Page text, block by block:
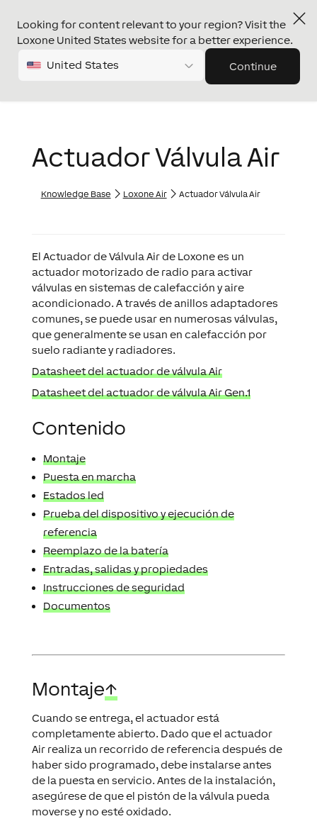
Looking for content relevant to your region? Visit the
Loxone United States website for a better experience.
United States Continue
Actuador Válvula Air
Knowledge Base Loxone Air Actuador Válvula Air
El Actuador de Válvula Air de Loxone es un
actuador motorizado de radio para activar
válvulas en sistemas de calefacción y aire
acondicionado. A través de anillos adaptadores
comunes, se puede usar en numerosas válvulas,
que generalmente se usan en calefacción por
suelo radiante y radiadores.
Datasheet del actuador de válvula Air
Datasheet del actuador de válvula Air Gen.1
Contenido
Montaje
Puesta en marcha
Estados led
Prueba del dispositivo y ejecución de
referencia
Reemplazo de la batería
Entradas, salidas y propiedades
Instrucciones de seguridad
Documentos
Montaje↑
Cuando se entrega, el actuador está
completamente abierto. Dado que el actuador
Air realiza un recorrido de referencia después de
haber sido programado, debe instalarse antes
de la puesta en servicio. Antes de la instalación,
asegúrese de que el pistón de la válvula pueda
moverse y no esté oxidado.